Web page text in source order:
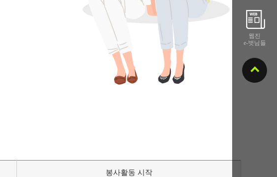
웹진
e-벗님들
봉사활동 시작